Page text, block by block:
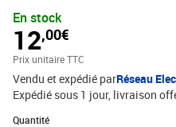
de dessin Rotring des symboles
Produit : S0195360 Code EAN :
Produit : RECHARGE BILLE
En stock
12,00€
Prix unitaire TTC
Vendu et expédié parRéseau
Expédié sous 1 jour livraison
Quantité
Quantité : 1